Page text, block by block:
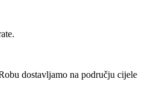
dostavljamo na području cijele